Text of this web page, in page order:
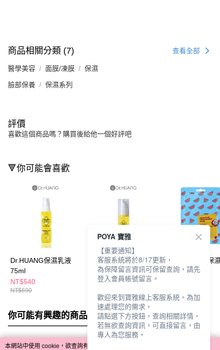
商品相關分類 (7) 查看全部
醫學美容 面膜/凍膜 保濕
臉部保養 保濕系列
評價
喜歡這個商品嗎？購買後給他一個好評吧
🔻你可能會喜歡
Dr.HUANG保濕乳液
75ml
NT$540
NT$690
Dr.HUANG保濕精華液
30ml
NT$540
派揪樂水多多保
20ml
你可能有興趣的商品 全站排行
本網站中使用 cookie，欲查詢有關本網站使用 cookie 方式之詳情，及若您不希
POYA 寶雅
【重要通知】
客服系統將於8/17更新，
為保障留言資訊可保留查詢，請先
登入會員帳號留言。
歡迎來到寶雅線上客服系統。為加
速處理您的需求，
請點選下方按鈕，查詢相關詳情，
若無欲查詢資訊，可直接留言，由
專人為您服務。